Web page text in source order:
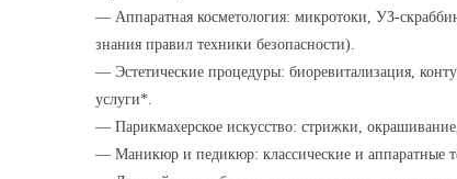
— Аппаратная косметология: микротоки, УЗ-
знания правил техники безопасности).
— Эстетические процедуры: биоревитализация,
услуги*.
— Парикмахерское искусство: стрижки,
— Маникюр и педикюр: классические и аппаратные